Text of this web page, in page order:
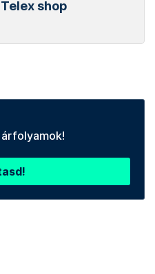
Telex shop